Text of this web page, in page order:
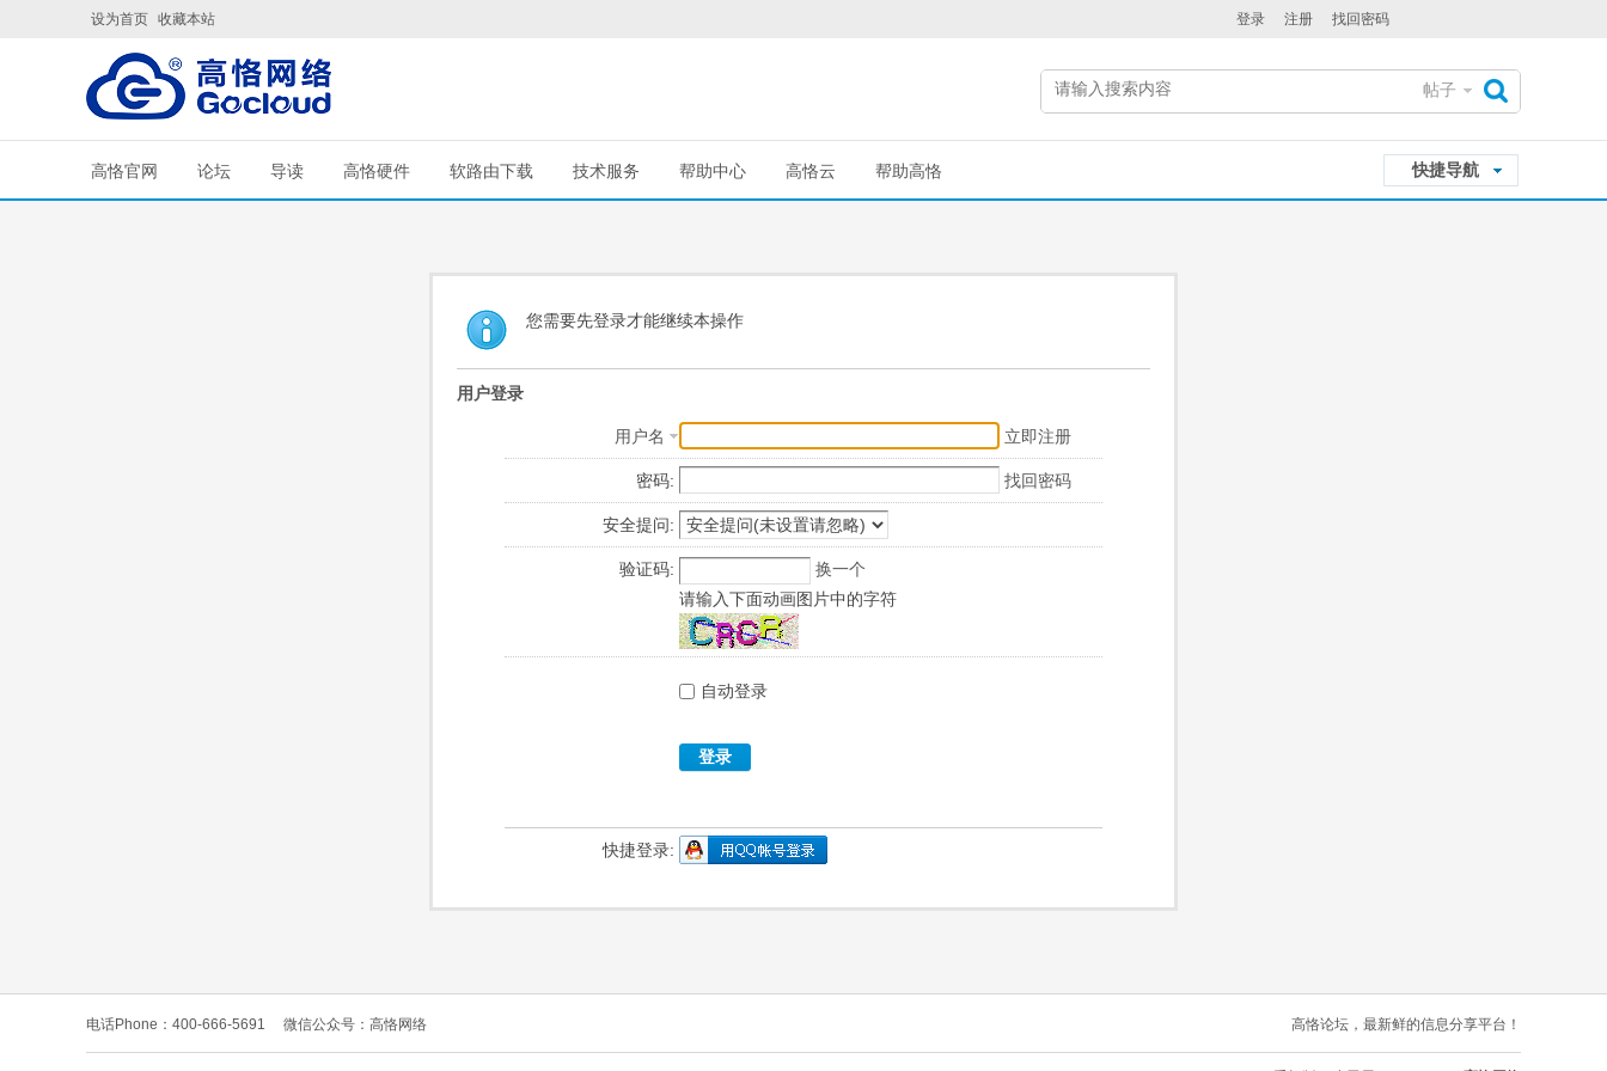
设为首页 收藏本站 登录 注册 找回密码
帖子
快捷导航
高恪官网 论坛 导读 高恪硬件 软路由下载 技术服务 帮助中心 高恪云 帮助高恪
您需要先登录才能继续本操作
用户登录
用户名 立即注册
密码: 找回密码
安全提问:
验证码:
换一个
请输入下面动画图片中的字符
自动登录
登录
快捷登录:
电话Phone：400-666-5691 微信公众号：高恪网络 高恪论坛，最新鲜的信息分享平台！